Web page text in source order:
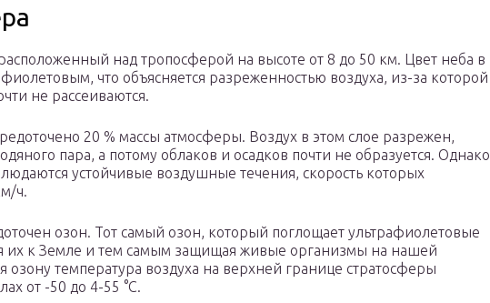
над тропосферой на высоте от 8 до 50 км. Цвет неба в
фиолетовым, что объясняется разреженностью воздуха, из-за которой
не рассеиваются.
20 % массы атмосферы. Воздух в этом слое разрежен,
пара, а потому облаков и осадков почти не образуется. Однако
устойчивые воздушные течения, скорость которых
ч.
озон. Тот самый озон, который поглощает ультрафиолетовые
их к Земле и тем самым защищая живые организмы на нашей
озону температура воздуха на верхней границе стратосферы
от -50 до 4-55 °С.